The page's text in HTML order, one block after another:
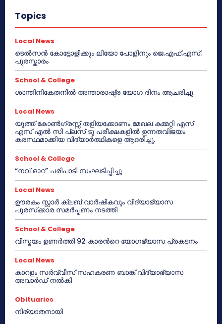
Topics
Local News
ടെൽസൻ കോട്ടോളിക്കും ലിയോ പോളിനും ജെ.എഫ്.എസ്.
പുരസ്കാരം
School & College
ശാന്തിനികേതനിൽ അന്താരാഷ്ട്ര യോഗ ദിനം ആചരിച്ചു
Local News
യൂത്ത് കോൺഗ്രസ്സ് തളിയക്കോണം മേഖല കമ്മറ്റി എസ്
എസ് എൽ സി പ്ലസ് ടു പരീക്ഷകളിൽ ഉന്നതവിജയം
കരസ്ഥമാക്കിയ വിദ്യാർത്ഥികളെ ആദരിച്ചു.
School & College
“നവ് ഓറ” പരിപാടി സംഘടിപ്പിച്ചു
Local News
ഊരകം സ്റ്റാർ ക്ലബ് വാർഷികവും വിദ്യാഭ്യാസ
പുരസ്‌ക്കാര സമർപ്പണം നടത്തി
School & College
വിസ്മയം ഉണർത്തി 92 കാരൻറെ യോഗഭ്യാസ പ്രകടനം
Local News
കാറളം സർവ്വീസ് സഹകരണ ബാങ്ക് വിദ്യാഭ്യാസ
അവാർഡ് നൽകി
Obituaries
നിര്യാതനായി